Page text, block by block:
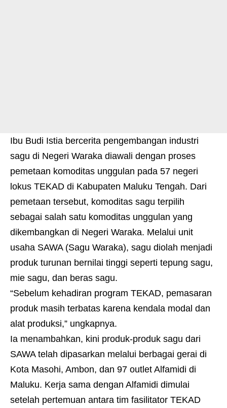
Ibu Budi Istia bercerita pengembangan industri
sagu di Negeri Waraka diawali dengan proses
pemetaan komoditas unggulan pada 57 negeri
lokus TEKAD di Kabupaten Maluku Tengah. Dari
pemetaan tersebut, komoditas sagu terpilih
sebagai salah satu komoditas unggulan yang
dikembangkan di Negeri Waraka. Melalui unit
usaha SAWA (Sagu Waraka), sagu diolah menjadi
produk turunan bernilai tinggi seperti tepung sagu,
mie sagu, dan beras sagu.
“Sebelum kehadiran program TEKAD, pemasaran
produk masih terbatas karena kendala modal dan
alat produksi,” ungkapnya.
Ia menambahkan, kini produk-produk sagu dari
SAWA telah dipasarkan melalui berbagai gerai di
Kota Masohi, Ambon, dan 97 outlet Alfamidi di
Maluku. Kerja sama dengan Alfamidi dimulai
setelah pertemuan antara tim fasilitator TEKAD